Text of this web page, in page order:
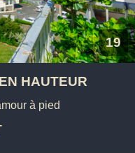
19
HAUTEUR
à pied